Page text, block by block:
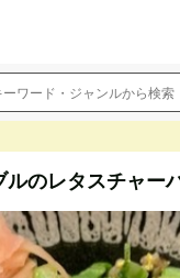
ワード・ジャンルから検索
ルのレタスチャー